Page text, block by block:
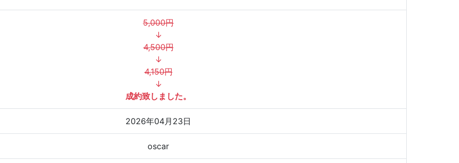
5,000円
↓
4,500円
↓
4,150円
↓
成約致しました。
2026年04月23日
oscar